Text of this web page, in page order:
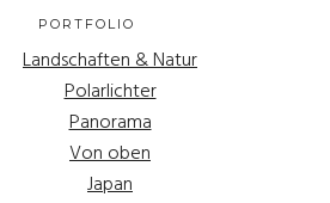
PORTFOLIO
Landschaften & Natur
Polarlichter
Panorama
Von oben
Japan